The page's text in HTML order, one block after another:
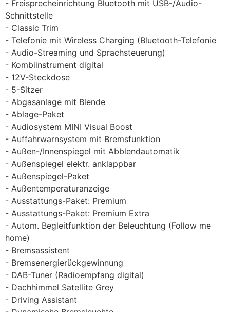
Freisprecheinrichtung Bluetooth mit USB-/Audio-
Schnittstelle
Classic Trim
Telefonie mit Wireless Charging (Bluetooth-Telefonie
Audio-Streaming und Sprachsteuerung)
Kombiinstrument digital
12V-Steckdose
5-Sitzer
Abgasanlage mit Blende
Ablage-Paket
Audiosystem MINI Visual Boost
Auffahrwarnsystem mit Bremsfunktion
Außen-/Innenspiegel mit Abblendautomatik
Außenspiegel elektr. anklappbar
Außenspiegel-Paket
Außentemperaturanzeige
Ausstattungs-Paket: Premium
Ausstattungs-Paket: Premium Extra
Autom. Begleitfunktion der Beleuchtung (Follow me
home)
Bremsassistent
Bremsenergierückgewinnung
DAB-Tuner (Radioempfang digital)
Dachhimmel Satellite Grey
Driving Assistant